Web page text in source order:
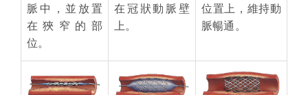
脈中，並放置
在狹窄的部
位。
在冠狀動脈壁
上。
位置上，維持動
脈暢通。